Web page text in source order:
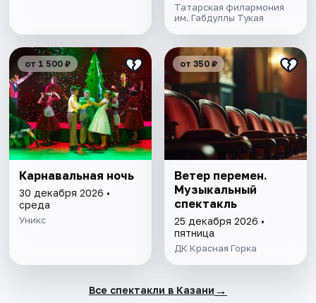
Татарская филармония
им. Габдуллы Тукая
от 1 500 ₽
Карнавальная ночь
30 декабря 2026 •
среда
Уникс
от 350 ₽
Ветер перемен.
Музыкальный
спектакль
25 декабря 2026 •
пятница
ДК Красная Горка
Все спектакли в Казани →